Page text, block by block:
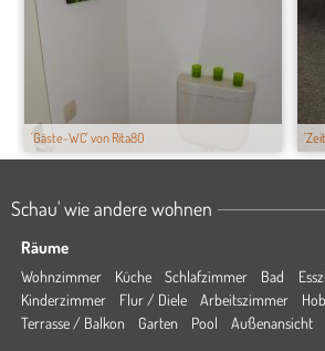
'Gäste-WC' von Rita80
Schau' wie andere wohnen
Räume
Wohnzimmer Küche Schlafzimmer Bad
Kinderzimmer
Flur / Diele Arbeitszimmer
Terrasse / Balkon
Garten Pool Außenansicht